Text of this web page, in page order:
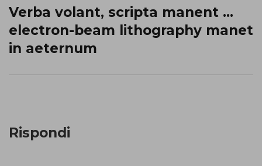
Prossimo
post:
Verba volant, scripta manent …
electron-beam lithography manet
in aeternum
Rispondi